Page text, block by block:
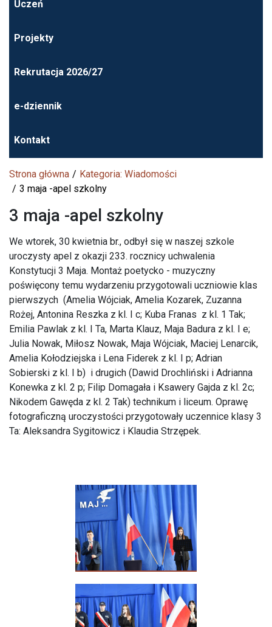
Uczeń
Projekty
Rekrutacja 2026/27
e-dziennik
Kontakt
Strona główna
Kategoria: Wiadomości
3 maja -apel szkolny
3 maja -apel szkolny
We wtorek, 30 kwietnia br., odbył się w naszej szkole
uroczysty apel z okazji 233. rocznicy uchwalenia
Konstytucji 3 Maja. Montaż poetycko - muzyczny
poświęcony temu wydarzeniu przygotowali uczniowie klas
pierwszych (Amelia Wójciak, Amelia Kozarek, Zuzanna
Rożej, Antonina Reszka z kl. I c; Kuba Franas z kl. 1 Tak;
Emilia Pawlak z kl. I Ta, Marta Klauz, Maja Badura z kl. I e;
Julia Nowak, Miłosz Nowak, Maja Wójciak, Maciej Lenarcik,
Amelia Kołodziejska i Lena Fiderek z kl. I p; Adrian
Sobierski z kl. I b) i drugich (Dawid Drochliński i Adrianna
Konewka z kl. 2 p; Filip Domagała i Ksawery Gajda z kl. 2c;
Nikodem Gawęda z kl. 2 Tak) technikum i liceum. Oprawę
fotograficzną uroczystości przygotowały uczennice klasy 3
Ta: Aleksandra Sygitowicz i Klaudia Strzępek.